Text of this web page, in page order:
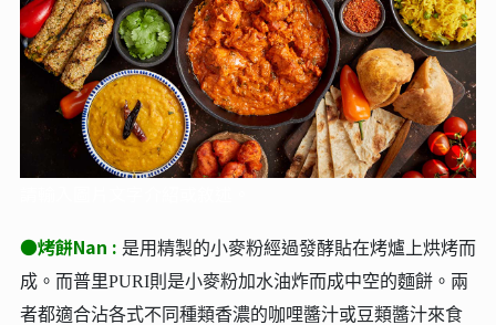
●烤餅Nan : 是用精製的小麥粉經過發酵貼在烤爐上烘烤而
成。而普里PURI則是小麥粉加水油炸而成中空的麵餅。兩
者都適合沾各式不同種類香濃的咖哩醬汁或豆類醬汁來食